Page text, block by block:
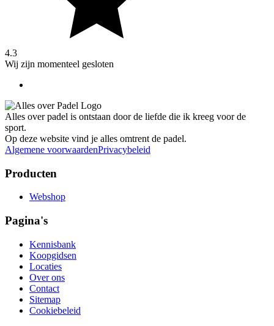
4.3
Wij zijn momenteel gesloten
Alles over padel is ontstaan door de liefde die ik kreeg voor de
sport.
Op deze website vind je alles omtrent de padel.
Algemene voorwaardenPrivacybeleid
Producten
Webshop
Pagina's
Kennisbank
Koopgidsen
Locaties
Over ons
Contact
Sitemap
Cookiebeleid